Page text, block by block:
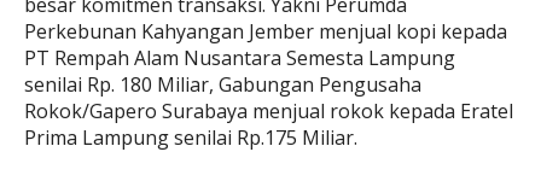
Perkebunan Kahyangan Jember menjual kopi kepada
PT Rempah Alam Nusantara Semesta Lampung
senilai Rp. 180 Miliar, Gabungan Pengusaha
Rokok/Gapero Surabaya menjual rokok kepada Eratel
Prima Lampung senilai Rp.175 Miliar.